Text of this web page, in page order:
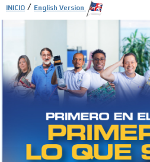
INICIO / English Version
ADS-3A
ADS-3B